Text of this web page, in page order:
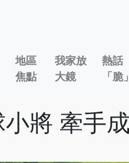
地區
焦點
我家放
大鏡
熱話
「脆
將 牽手